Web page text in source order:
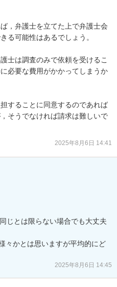
，弁護士を立てた上で弁護士会
る可能性はあるでしょう。
士は調査のみで依頼を受けるこ
必要な費用がかかってしまうか
することに同意するのであれば
そうでなければ請求は難しいで
2025年8月6日 14:41
じとは限らない場合でも大丈夫
々かとは思いますが平均的にど
2025年8月6日 14:45